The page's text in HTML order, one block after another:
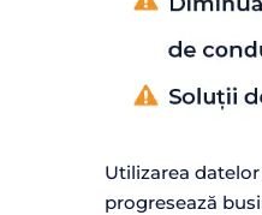
Utilizarea
progresează